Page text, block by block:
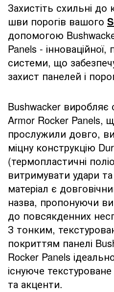
Захистіть схильні до
шви порогів вашого
допомогою
Panels - інноваційної,
системи, що
захист панелей і
Bushwacker виробляє
Armor Rocker Panels,
прослужили довго,
міцну конструкцію
(термопластичні
витримувати удари
матеріал є
назва, пропонуючи
до повсякденних
З тонким,
покриттям панелі
Rocker Panels
існуюче
та акценти.